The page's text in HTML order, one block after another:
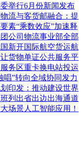
举行6月份新闻发布
流与客货邮融合：提
素“乘数效应”加速释
公司物流事业部全部
新开国际航空货运航
货物单证公共服务平
务区重卡换电站投运
唱”转向全域协同发力
印发：推动建设世界
列出省出边出海通道
场景人工智能应用！